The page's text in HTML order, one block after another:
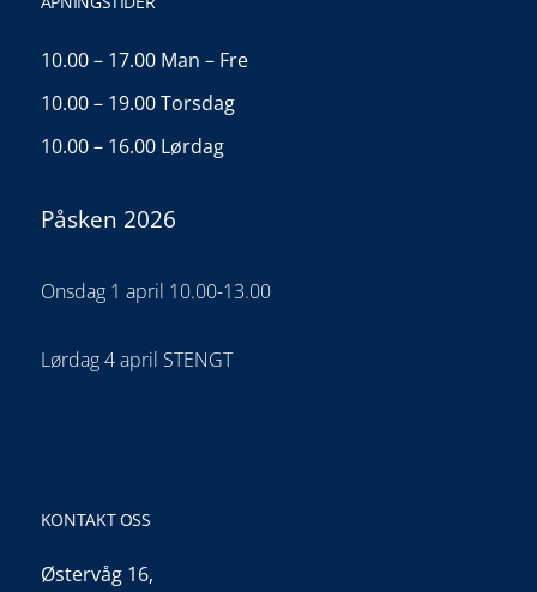
10.00 – 17.00 Man – Fre
10.00 – 19.00 Torsdag
10.00 – 16.00 Lørdag
Påsken 2026
Onsdag 1 april 10.00-13.00
Lørdag 4 april STENGT
KONTAKT OSS
Østervåg 16,